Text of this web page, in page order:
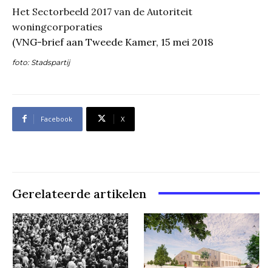
Het Sectorbeeld 2017 van de Autoriteit
woningcorporaties
(VNG-brief aan Tweede Kamer, 15 mei 2018
foto: Stadspartij
Facebook X
Gerelateerde artikelen